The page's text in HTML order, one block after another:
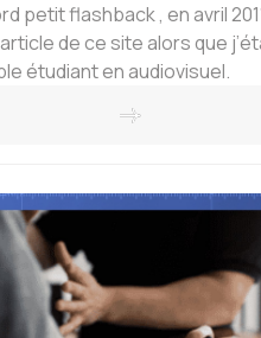
petit flashback , en avril
de ce site alors que
étudiant en audiovisuel.